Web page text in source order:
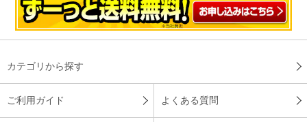
カテゴリから探す
ご利用ガイド よくある質問